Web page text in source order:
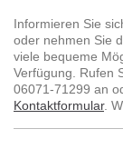
Informieren Sie
oder nehmen Sie
viele bequeme
Verfügung. Rufen
06071-71299 an
Kontaktformular.